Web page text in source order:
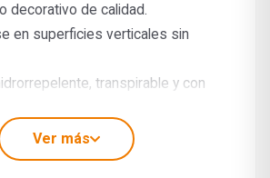
decorativo de calidad.
en superficies verticales sin
transpirable y con
m² en total (3 a 4 manos con
Ver más